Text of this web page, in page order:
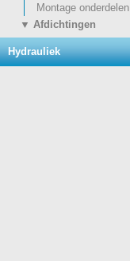
Montage onderdelen
▼ Afdichtingen
Hydrauliek